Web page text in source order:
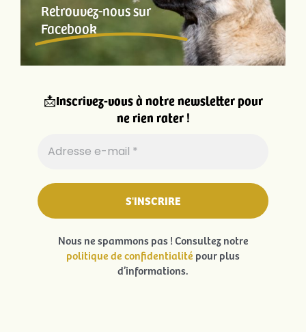
Retrouvez-nous sur
Facebook
📩Inscrivez-vous à notre newsletter pour
ne rien rater !
Nous ne spammons pas ! Consultez notre
politique de confidentialité pour plus
d’informations.